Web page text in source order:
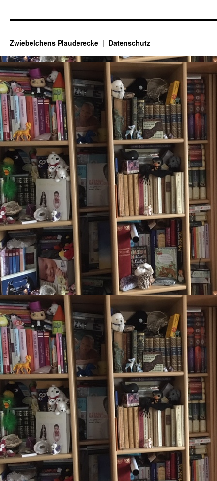
Zwiebelchens Plauderecke Datenschutz